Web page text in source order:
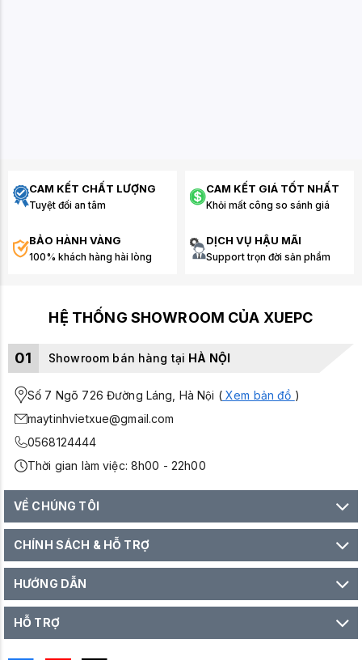
CAM KẾT CHẤT LƯỢNG
Tuyệt đối an tâm
CAM KẾT GIÁ TỐT NHẤT
Khỏi mất công so sánh giá
BẢO HÀNH VÀNG
100% khách hàng hài lòng
DỊCH VỤ HẬU MÃI
Support trọn đời sản phẩm
HỆ THỐNG SHOWROOM CỦA XUEPC
01 Showroom bán hàng tại HÀ NỘI
Số 7 Ngõ 726 Đường Láng, Hà Nội (Xem bản đồ )
maytinhvietxue@gmail.com
0568124444
Thời gian làm việc: 8h00 - 22h00
VỀ CHÚNG TÔI
CHÍNH SÁCH & HỖ TRỢ
HƯỚNG DẪN
HỖ TRỢ